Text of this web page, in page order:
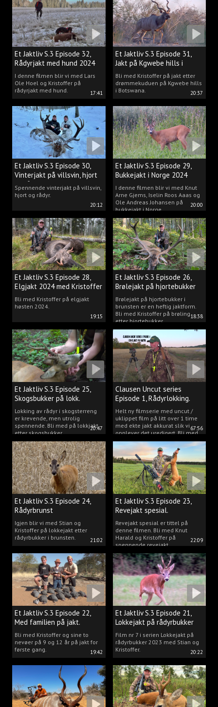
17:41
Et Jaktliv S.3 Episode 32,
Rådyrjakt med hund 2024
I denne filmen blir vi med Lars
Ole Hoel og Kristoffer på
rådyrjakt med hund.
20:37
Et Jaktliv S.3 Episode 31,
Jakt på Kgwebe hills i
Botswana
Bli med Kristoffer på jakt etter
drømmekuduen på Kgwebe hills
i Botswana.
20:12
Et Jaktliv S.3 Episode 30,
Vinterjakt på villsvin, hjort
og rådyr.
Spennende vinterjakt på villsvin,
hjort og rådyr.
20:00
Et Jaktliv S.3 Episode 29,
Bukkejakt i Norge 2024
I denne filmen blir vi med Knut
Arne Gjems, Iselin Roos Aaas og
Ole Andreas Johansen på
bukkejakt i Norge.
19:15
Et Jaktliv S.3 Episode 28,
Elgjakt 2024 med Kristoffer
Clausen
Bli med Kristoffer på elgjakt
høsten 2024.
18:38
Et Jaktliv S.3 Episode 26,
Brølejakt på hjortebukker
med Kristoffer Clausen
Brølejakt på hjortebukker i
brunsten er en heftig jaktform.
Bli med Kristoffer på brøling
etter hjortebukker.
20:47
Et Jaktliv S.3 Episode 25,
Skogsbukker på lokk.
Lokking av rådyr i skogsterreng
er krevende, men utrolig
spennende. Bli med på lokkjakt
etter skogsbukker.
67:56
Clausen Uncut series
Episode 1, Rådyrlokking.
Helt ny filmserie med uncut /
uklippet film på litt over 1 time
med ekte jakt akkurat slik vi
opplever det uredigert. Bli med
Kristoffer og opplev akkurat det
vi gjør når vi er ute og lokker
rådyr.
21:02
Et Jaktliv S.3 Episode 24,
Rådyrbrunst
Igjen blir vi med Stian og
Kristoffer på lokkejakt etter
rådyrbukker i brunsten.
22:09
Et Jaktliv S.3 Episode 23,
Revejakt spesial.
Revejakt spesial er tittel på
denne filmen. Bli med Knut
Harald og Kristoffer på
spennende revejakt.
19:42
Et Jaktliv S.3 Episode 22,
Med familien på jakt.
Bli med Kristoffer og sine to
nevøer på 9 og 12 år på jakt for
første gang.
20:22
Et Jaktliv S.3 Episode 21,
Lokkejakt på rådyrbukker
med Stian og Kristoffer
Film nr 7 i serien Lokkejakt på
rådyrbukker 2023 med Stian og
Kristoffer.